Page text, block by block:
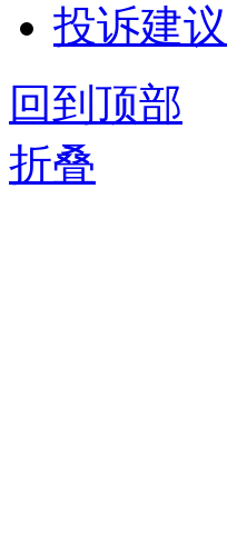
投诉建议
回到顶部
折叠